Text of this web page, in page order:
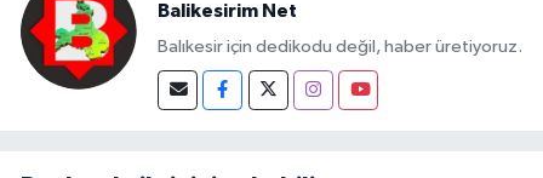
Balikesirim Net
Balıkesir için dedikodu değil, haber üretiyoruz.